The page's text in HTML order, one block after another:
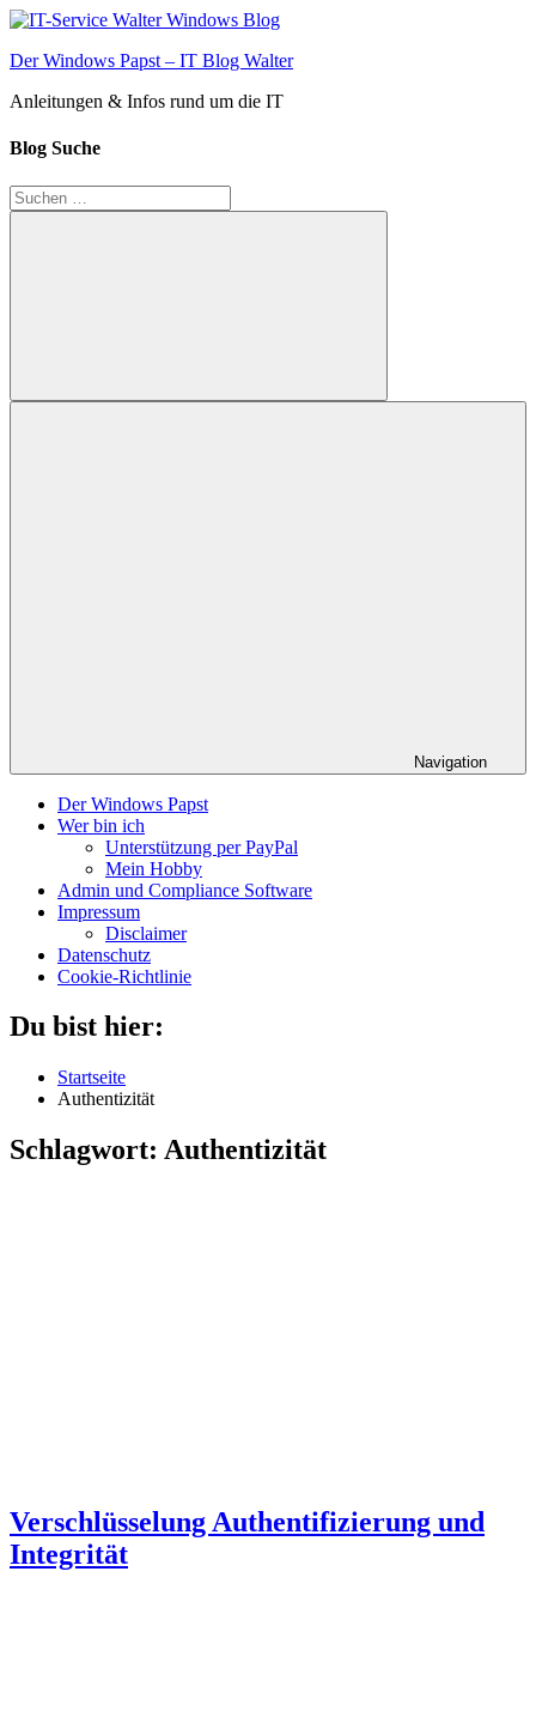
Zum
springen
Der Windows Papst – IT Blog Walter
Anleitungen & Infos rund um die IT
Blog Suche
Suchen
nach:
Suchen
Navigation
Der Windows Papst
Wer bin ich
Unterstützung per PayPal
Mein Hobby
Admin und Compliance Software
Impressum
Disclaimer
Datenschutz
Cookie-Richtlinie
Du bist hier:
Startseite
Authentizität
Schlagwort: Authentizität
Verschlüsselung Authentifizierung und
Integrität